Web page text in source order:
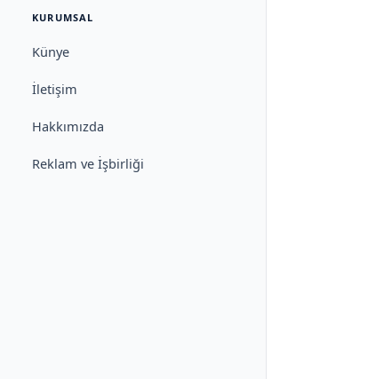
KURUMSAL
Künye
İletişim
Hakkımızda
Reklam ve İşbirliği